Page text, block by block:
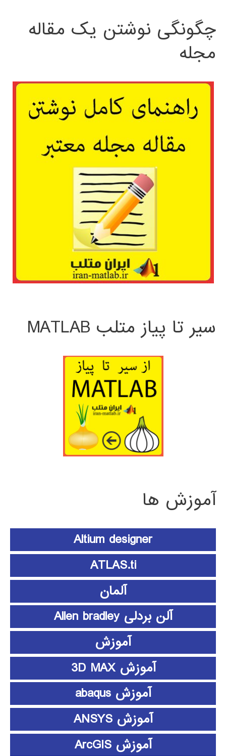
چگونگی نوشتن یک مقاله
مجله
سیر تا پیاز متلب MATLAB
آموزش ها
Altium designer
ATLAS.ti
آلمان
آلن بردلی Allen bradley
آموزش
آموزش 3D MAX
آموزش abaqus
آموزش ANSYS
آموزش ArcGIS